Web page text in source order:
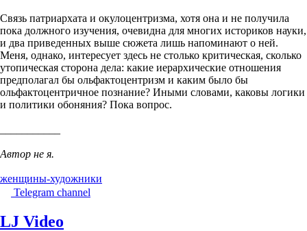
Связь патриархата и окулоцентризма, хотя она и не получила
пока должного изучения, очевидна для многих историков науки,
и два приведенных выше сюжета лишь напоминают о ней.
Меня, однако, интересует здесь не столько критическая, сколько
утопическая сторона дела: какие иерархические отношения
предполагал бы ольфактоцентризм и каким было бы
ольфактоцентричное познание? Иными словами, каковы логики
и политики обоняния? Пока вопрос.
Автор не я.
женщины-художники
Telegram channel
LJ Video